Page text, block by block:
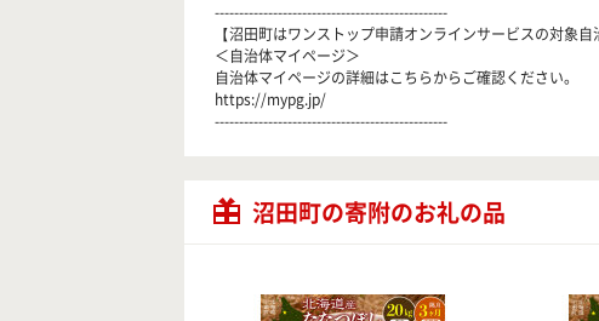
------------------------------------------------
【沼田町はワンストップ申請オンラインサービスの対象自
＜自治体マイページ＞
自治体マイページの詳細はこちらからご確認ください。
https://mypg.jp/
------------------------------------------------
沼田町の寄附のお礼の品